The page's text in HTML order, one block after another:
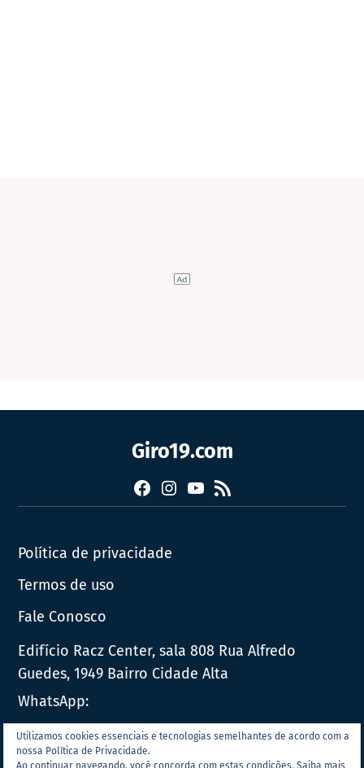
Giro19.com
FacebookInstagram
YouTube
RSS
Política de privacidade
Termos de uso
Fale Conosco
Edifício Racz Center, sala 808 Rua Alfredo
Guedes, 1949 Bairro Cidade Alta
WhatsApp:
E-mail:contato@giro19.com.br
Utilizamos cookies essenciais e tecnologias semelhantes de acordo com a
nossa Política de Privacidade.
Ao continuar navegando, você concorda com estas condições.Saiba mais